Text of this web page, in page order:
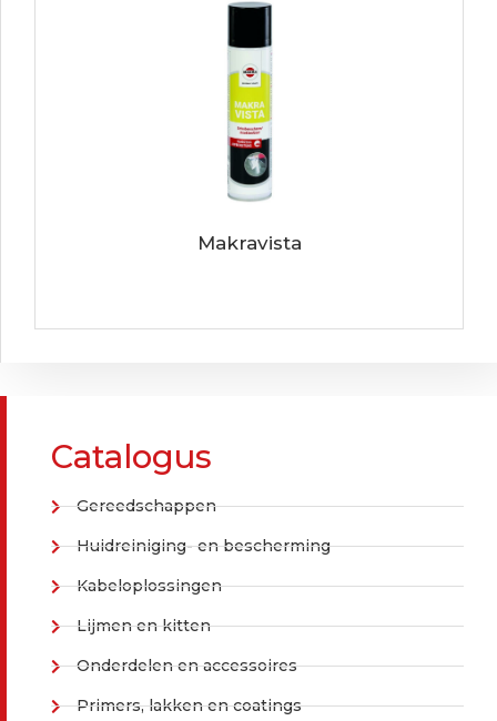
Catalogus
Gereedschappen
Huidreiniging- en bescherming
Kabeloplossingen
Lijmen en kitten
Onderdelen en accessoires
Primers, lakken en coatings
Makravista